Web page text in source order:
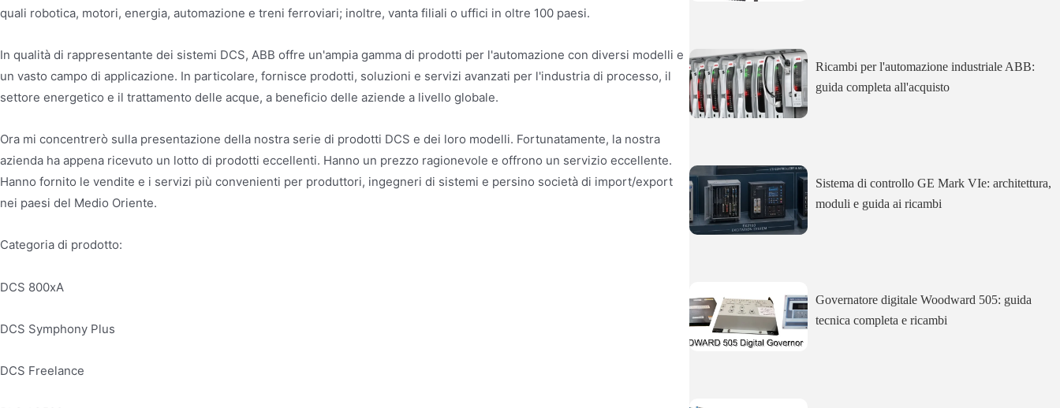
quali robotica, motori, energia, automazione e treni ferroviari; inoltre, vanta filiali o uffici in oltre 100 paesi.
In qualità di rappresentante dei sistemi DCS, ABB offre un'ampia gamma di prodotti per l'automazione con diversi modelli e
un vasto campo di applicazione. In particolare, fornisce prodotti, soluzioni e servizi avanzati per l'industria di processo, il
settore energetico e il trattamento delle acque, a beneficio delle aziende a livello globale.
Ora mi concentrerò sulla presentazione della nostra serie di prodotti DCS e dei loro modelli. Fortunatamente, la nostra
azienda ha appena ricevuto un lotto di prodotti eccellenti. Hanno un prezzo ragionevole e offrono un servizio eccellente.
Hanno fornito le vendite e i servizi più convenienti per produttori, ingegneri di sistemi e persino società di import/export
nei paesi del Medio Oriente.
Categoria di prodotto:
DCS 800xA
DCS Symphony Plus
DCS Freelance
Ricambi per l'automazione industriale ABB:
guida completa all'acquisto
Sistema di controllo GE Mark VIe: architettura,
moduli e guida ai ricambi
Governatore digitale Woodward 505: guida
tecnica completa e ricambi